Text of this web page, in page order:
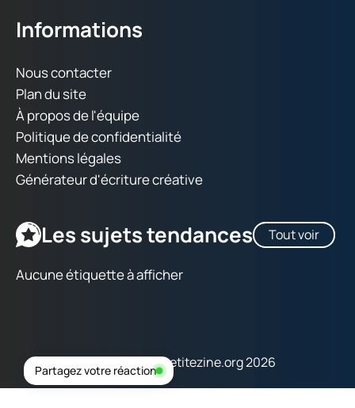
Informations
Nous contacter
Plan du site
À propos de l'équipe
Politique de confidentialité
Mentions légales
Générateur d'écriture créative
Les sujets tendances Tout voir
Aucune étiquette à afficher
Copyright © lapetitezine.org 2026
Partagez votre réaction